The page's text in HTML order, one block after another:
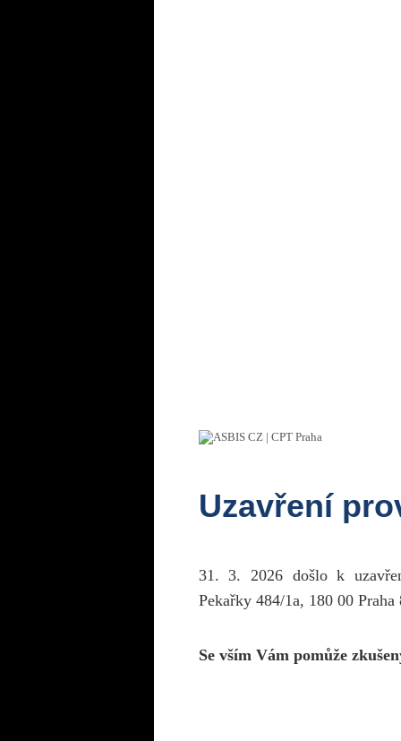
Uzavření
31. 3. 2026 došlo k
Pekařky 484/1a, 180 00 Praha
Se vším Vám pomůže